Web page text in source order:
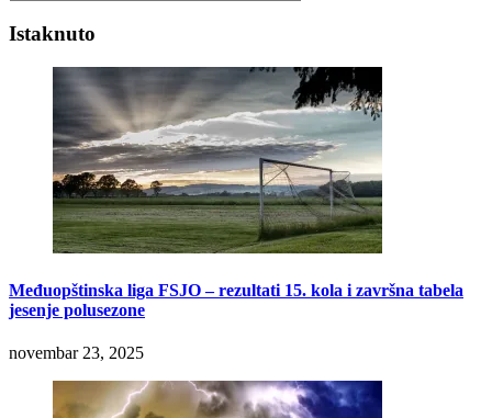
Istaknuto
Međuopštinska liga FSJO – rezultati 15. kola i završna tabela
jesenje polusezone
novembar 23, 2025